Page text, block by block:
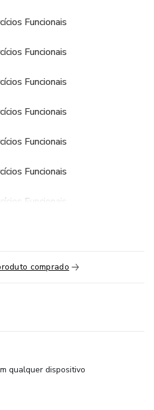
Funcionais
Funcionais
Funcionais
Funcionais
Funcionais
Funcionais
Funcionais
Funcionais
Funcionais
Funcionais
comprado
qualquer dispositivo